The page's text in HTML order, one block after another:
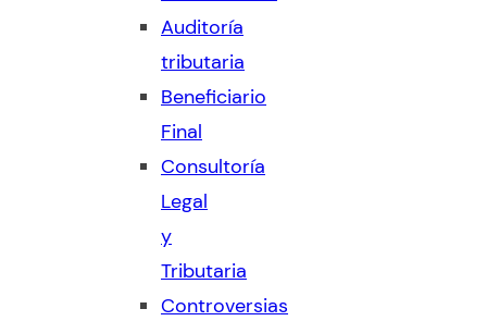
Auditoría
tributaria
Beneficiario
Final
Consultoría
Legal
y
Tributaria
Controversias